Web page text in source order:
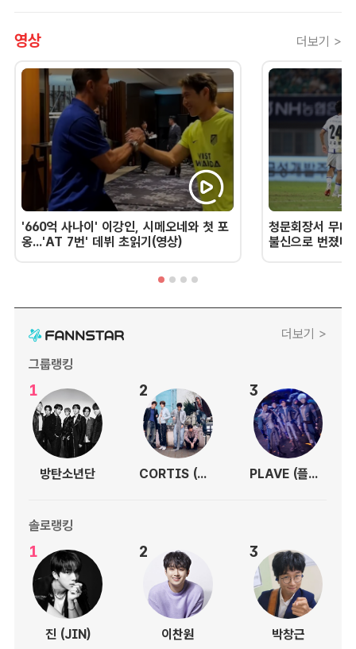
영상 더보기 >
'660억 사나이' 이강인, 시메오네와 첫 포
옹...'AT 7번' 데뷔 초읽기(영상)
청문회장서 무너
불신으로 번졌
더보기 >
그룹랭킹
1
방탄소년단
2
CORTIS (코르티스)
3
PLAVE (플레이브)
솔로랭킹
1
진 (JIN)
2
이찬원
3
박창근